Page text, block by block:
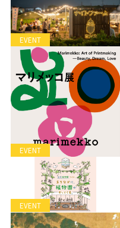
EVENT
EVENT
EVENT